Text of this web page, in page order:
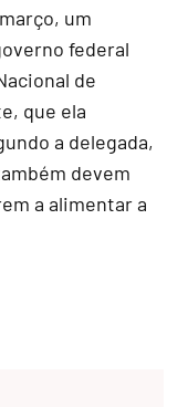
um
federal
de
que ela
a delegada,
devem
a alimentar a